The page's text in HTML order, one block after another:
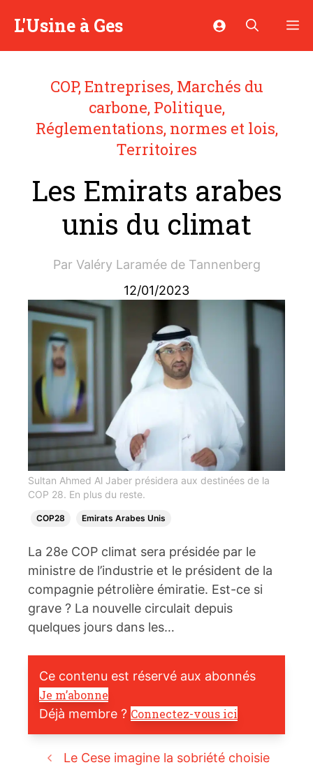
L'Usine à Ges
COP,Entreprises, Marchés du
carbone, Politique,
Réglementations, normes et lois,
Territoires
Les Emirats arabes
unis du climat
Par Valéry Laramée de Tannenberg
12/01/2023
Sultan Ahmed Al Jaber présidera aux destinées de la
COP 28. En plus du reste.
COP28 Emirats Arabes Unis
La 28e COP climat sera présidée par le
ministre de l’industrie et le président de la
compagnie pétrolière émiratie. Est-ce si
grave ? La nouvelle circulait depuis
quelques jours dans les…
Ce contenu est réservé aux abonnés
Je m’abonne
Déjà membre ? Connectez-vous ici
Le Cese imagine la sobriété choisie